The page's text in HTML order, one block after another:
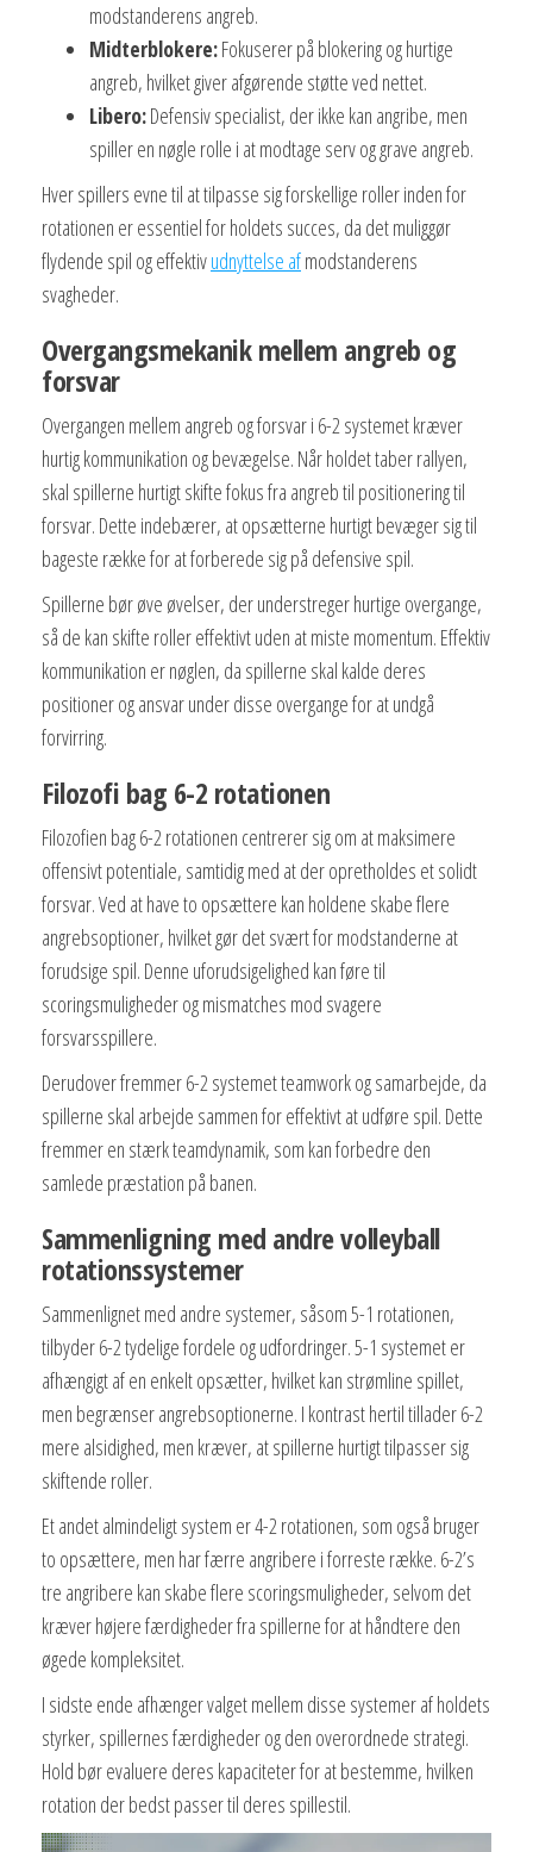
modstanderens angreb.
Midterblokere:Fokuserer på blokering og hurtige
angreb, hvilket giver afgørende støtte ved nettet.
Libero:Defensiv specialist, der ikke kan angribe, men
spiller en nøgle rolle i at modtage serv og grave angreb.
Hver spillers evne til at tilpasse sig forskellige roller inden for
rotationen er essentiel for holdets succes, da det muliggør
flydende spil og effektivudnyttelse afmodstanderens
svagheder.
Overgangsmekanik mellem angreb og
forsvar
Overgangen mellem angreb og forsvar i 6-2 systemet kræver
hurtig kommunikation og bevægelse. Når holdet taber rallyen,
skal spillerne hurtigt skifte fokus fra angreb til positionering til
forsvar. Dette indebærer, at opsætterne hurtigt bevæger sig til
bageste række for at forberede sig på defensive spil.
Spillerne bør øve øvelser, der understreger hurtige overgange,
så de kan skifte roller effektivt uden at miste momentum. Effektiv
kommunikation er nøglen, da spillerne skal kalde deres
positioner og ansvar under disse overgange for at undgå
forvirring.
Filozofi bag 6-2 rotationen
Filozofien bag 6-2 rotationen centrerer sig om at maksimere
offensivt potentiale, samtidig med at der opretholdes et solidt
forsvar. Ved at have to opsættere kan holdene skabe flere
angrebsoptioner, hvilket gør det svært for modstanderne at
forudsige spil. Denne uforudsigelighed kan føre til
scoringsmuligheder og mismatches mod svagere
forsvarsspillere.
Derudover fremmer 6-2 systemet teamwork og samarbejde, da
spillerne skal arbejde sammen for effektivt at udføre spil. Dette
fremmer en stærk teamdynamik, som kan forbedre den
samlede præstation på banen.
Sammenligning med andre volleyball
rotationssystemer
Sammenlignet med andre systemer, såsom 5-1 rotationen,
tilbyder 6-2 tydelige fordele og udfordringer. 5-1 systemet er
afhængigt af en enkelt opsætter, hvilket kan strømline spillet,
men begrænser angrebsoptionerne. I kontrast hertil tillader 6-2
mere alsidighed, men kræver, at spillerne hurtigt tilpasser sig
skiftende roller.
Et andet almindeligt system er 4-2 rotationen, som også bruger
to opsættere, men har færre angribere i forreste række. 6-2’s
tre angribere kan skabe flere scoringsmuligheder, selvom det
kræver højere færdigheder fra spillerne for at håndtere den
øgede kompleksitet.
I sidste ende afhænger valget mellem disse systemer af holdets
styrker, spillernes færdigheder og den overordnede strategi.
Hold bør evaluere deres kapaciteter for at bestemme, hvilken
rotation der bedst passer til deres spillestil.